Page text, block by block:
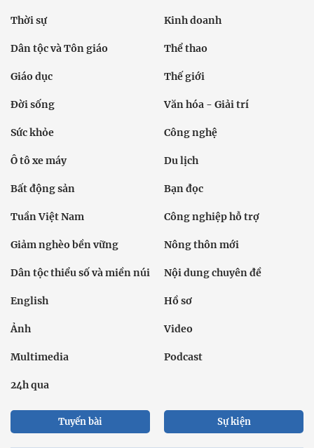
Thời sự Kinh doanh
Dân tộc và Tôn giáo Thể thao
Giáo dục Thế giới
Đời sống Văn hóa - Giải trí
Sức khỏe Công nghệ
Ô tô xe máy Du lịch
Bất động sản Bạn đọc
Tuần Việt Nam Công nghiệp hỗ trợ
Giảm nghèo bền vững Nông thôn mới
Dân tộc thiểu số và miền núi Nội dung chuyên đề
English Hồ sơ
Ảnh Video
Multimedia Podcast
24h qua
Tuyến bài Sự kiện